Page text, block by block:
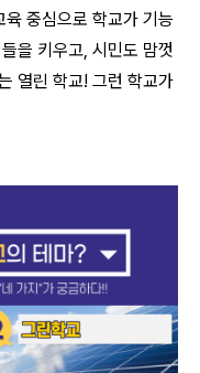
중심으로 학교가 기능
을 키우고, 시민도 맘껏
열린 학교! 그런 학교가